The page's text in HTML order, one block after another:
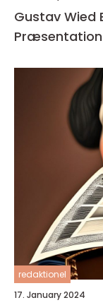
Gustav Wied
redaktionel
17. January 2024